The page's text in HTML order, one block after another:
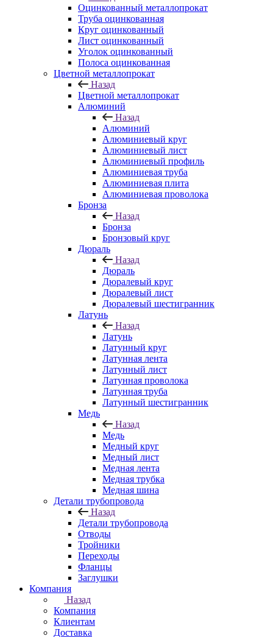
Оцинкованный металлопрокат
Труба оцинкованная
Круг оцинкованный
Лист оцинкованный
Уголок оцинкованный
Полоса оцинкованная
Цветной металлопрокат
Назад
Цветной металлопрокат
Алюминий
Назад
Алюминий
Алюминиевый круг
Алюминиевый лист
Алюминиевый профиль
Алюминиевая труба
Алюминиевая плита
Алюминиевая проволока
Бронза
Назад
Бронза
Бронзовый круг
Дюраль
Назад
Дюраль
Дюралевый круг
Дюралевый лист
Дюралевый шестигранник
Латунь
Назад
Латунь
Латунный круг
Латунная лента
Латунный лист
Латунная проволока
Латунная труба
Латунный шестигранник
Медь
Назад
Медь
Медный круг
Медный лист
Медная лента
Медная трубка
Медная шина
Детали трубопровода
Назад
Детали трубопровода
Отводы
Тройники
Переходы
Фланцы
Заглушки
Компания
Назад
Компания
Клиентам
Доставка